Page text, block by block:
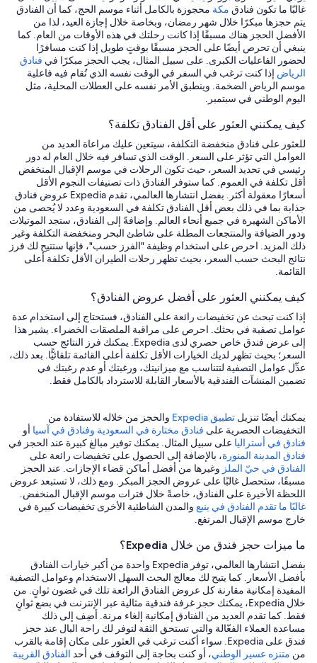
غالبًا ما تكون فنادق مكة محجوزة بالكامل أثناء موسم الحج، كما أن الفنادق
يتم حجزها مبكرًا خلال شهر رمضان، وبخاصة خلال إجازة العيد، لذا من
الأفضل الحجز هناك مسبقًا إذا كانت رحلتك في هذه الأوقات من العام. كما
ينبغي أن تحرص أيضًا على الحجز مسبقًا بوقتٍ طويل إذا كنت مسافرًا
لحضور الفاعليات الكبرى. على سبيل المثال، يجب الحجز مبكرًا في فنادق
الرياض إذا كنت ترغب في السفر في الوقت نفسه الذي تُقام فيه فاعلية
موسم الرياض الضخمة. وينطبق الأمر نفسه على العطلات المحلية، مثل
اليوم الوطني في سبتمبر.
كيف يمكنني العثور على أقل الفنادق تكلفة؟
للعثور على فنادق منخفضة التكلفة، سيتعين عليك مراعاة العديد من
العوامل التي تؤثر على السعر. الوقت الذي تسافر فيه خلال العام له دور
رئيسي في تحديد السعر، حيث تكون الرحلات في موسم الإقبال المنخفض
أقل تكلفة في العموم. كما ستوفر الفنادق ذات تصنيفات النجوم الأقل
أسعارًا معقولة أكثر. بفضل انتشارها العالمي، تقدم Expedia عروض فنادق
جذابة بما في ذلك بعض أقل الفنادق تكلفة في السعودية وعدد لا يُحصى من
الأماكن الشهيرة في جميع أنحاء العالم. وإضافةً إلى الفنادق، ستجد الموتيلات
ودور الضيافة والمنتجعات المطلة على شاطئ البحر ومنخفضة التكلفة وغير
ذلك المزيد. احرص على استخدام وظيفة "الفرز حسب"، فإنها ستتيح لك فرز
نتائج البحث حسب السعر، بحيث تظهر رحلات الطيران الأقل تكلفة أعلى
القائمة.
كيف يمكنني العثور على أفضل عروض الفنادق؟
إذا كنت تبحث عن تخفيضات رائعة على الفنادق، فستحتاج إلى استخدام عدة
عوامل تصفية في بحثك. احرص على مراقبة الملصقات الخضراء. يشير هذا
إلى عرض فندق خاص حصري لدى Expedia. يمكنك فرز النتائج حسب
السعر؛ بحيث تظهر لديك الخيارات الأقل تكلفة أعلى القائمة تلقائيًّا. بعد ذلك،
عدِّل عوامل التصفية لتتناسب مع ميزانيتك، ورغبتك أو عدم رغبتك في
تضمين المنشآت الفندقية بالأسعار القابلة للاسترداد بالكامل فقط.
يمكنك أيضًا تنزيل تطبيق Expedia
والحجز من خلاله للاستفادة من
التخفيضات الحصرية على فنادق مختارة في السعودية وفنادق في آسيا أو
فنادق في أستراليا على سبيل المثال. يمكنك توفير مبالغ كبيرة عند الحجز في
فنادق المدينة المنورة، بالإضافة إلى الحصول على تخفيضات رائعة على
الفنادق في حيّ الملز وغيرها من أفضل أماكن قضاء الإجازات. عند الحجز
مسبقًا، ستحصل غالبًا على عروض الحجز المبكر. ومع ذلك، لا تستبعد عروض
اللحظة الأخيرة على الفنادق، خاصةً خلال فترات موسم الإقبال المنخفض.
غالبًا ما تقدم الفنادق في ينبع والمدن الشاطئية الأخرى تخفيضات كبيرة في
خارج موسم الإقبال المرتفع.
ما ميزات حجز فندق من خلال Expedia؟
بفضل انتشارها العالمي، توفر Expedia واحدة من أكبر خيارات الفنادق
بأفضل الأسعار. كما يتيح لك معالج البحث السهل الاستخدام وعوامل التصفية
المفيدة إمكانية مقارنة كل عروض الفنادق الرائعة تلك في غضون ثوانٍ. من
خلال Expedia، يمكنك حجز غرفة فندقية مثالية عبر الإنترنت في بضع ثوانٍ
فقط. كما تقدم العديد من الفنادق إمكانية إلغاء مرنة. أضِف إلى ذلك
مساعدة العملاء الفعّالة والتي تستحق الثقة لتوفر لك راحة البال عند حجز
فندق على Expedia. سواء أكنت ترغب في العثور على مكان إقامة بالقرب
من متنزه عسير الوطني، أو كنت بحاجة إلى التوقف في أحد الفنادق القريبة